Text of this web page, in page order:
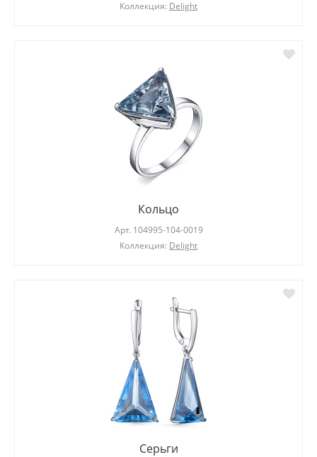
Коллекция: Delight
Кольцо
Арт. 104995-104-0019
Коллекция: Delight
Серьги